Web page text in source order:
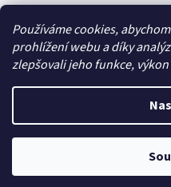
Používáme cookies,
prohlížení webu a díky
zlepšovali jeho funkce,
Sledovat na
Copyright 2026cdmc.cz.